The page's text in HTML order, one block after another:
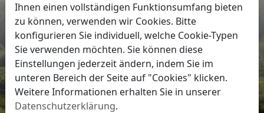
Ihnen einen vollständigen Funktionsumfang bieten
zu können, verwenden wir Cookies. Bitte
konfigurieren Sie individuell, welche Cookie-Typen
Sie verwenden möchten. Sie können diese
Einstellungen jederzeit ändern, indem Sie im
unteren Bereich der Seite auf "Cookies" klicken.
Weitere Informationen erhalten Sie in unserer
Datenschutzerklärung.